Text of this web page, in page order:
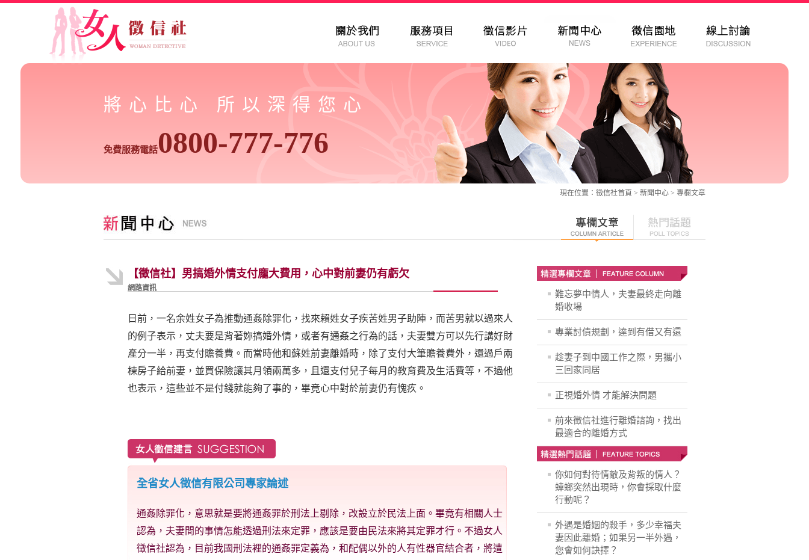
將心比心 所以深得您心
免費服務電話0800-777-776
現在位置： 徵信社首頁 > 新聞中心 > 專欄文章
【徵信社】男搞婚外情支付龐大費用，心中對前妻仍有虧欠
網路資訊
日前，一名余姓女子為推動通姦除罪化，找來賴姓女子疾苦姓男子助陣，而苦男就以過來人
的例子表示，丈夫要是背著妳搞婚外情，或者有通姦之行為的話，夫妻雙方可以先行講好財
產分一半，再支付贍養費。而當時他和蘇姓前妻離婚時，除了支付大筆贍養費外，還過戶兩
棟房子給前妻，並買保險讓其月領兩萬多，且還支付兒子每月的教育費及生活費等，不過他
也表示，這些並不是付錢就能夠了事的，畢竟心中對於前妻仍有愧疚。
全省女人徵信有限公司專家論述
通姦除罪化，意思就是要將通姦罪於刑法上剔除，改設立於民法上面。畢竟有相關人士
認為，夫妻間的事情怎能透過刑法來定罪，應該是要由民法來將其定罪才行。不過女人
徵信社認為，目前我國刑法裡的通姦罪定義為，和配偶以外的人有性器官結合者，將遭
難忘夢中情人，夫妻最終走向離
婚收場
專業討債規劃，達到有借又有還
趁妻子到中國工作之際，男攜小
三回家同居
正視婚外情 才能解決問題
前來徵信社進行離婚諮詢，找出
最適合的離婚方式
你如何對待情敵及背叛的情人？
蟑螂突然出現時，你會採取什麼
行動呢？
外遇是婚姻的殺手，多少幸福夫
妻因此離婚；如果另一半外遇，
您會如何訣擇？